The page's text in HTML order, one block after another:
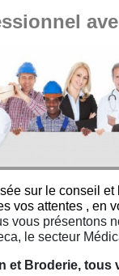
sur le conseil
attentes , en
vous présentons
le secteur
et Broderie, tous